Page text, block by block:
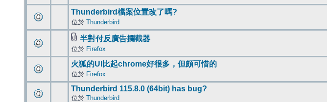
Thunderbird檔案位置改了嗎?
位於 Thunderbird
半對付反廣告攔截器
位於 Firefox
火狐的UI比起chrome好很多，但頗可惜的
位於 Firefox
Thunderbird 115.8.0 (64bit) has bug?
位於 Thunderbird